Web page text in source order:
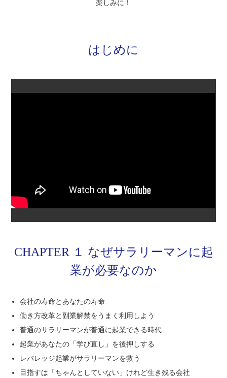
楽しみに！
はじめに
CHAPTER １ なぜサラリーマンに起
業が必要なのか
会社の寿命とあなたの寿命
働き方改革と副業解禁をうまく利用しよう
普通のサラリーマンが普通に起業できる時代
起業があなたの「学び直し」を後押しする
レバレッジ起業がサラリーマンを救う
目指すは「ちゃんとしていない」けれど生き残る会社